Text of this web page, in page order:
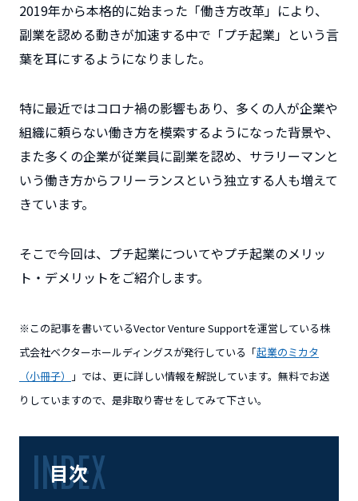
2019年から本格的に始まった「働き方改革」により、
副業を認める動きが加速する中で「プチ起業」という言
葉を耳にするようになりました。
特に最近ではコロナ禍の影響もあり、多くの人が企業や
組織に頼らない働き方を模索するようになった背景や、
また多くの企業が従業員に副業を認め、サラリーマンと
いう働き方からフリーランスという独立する人も増えて
きています。
そこで今回は、プチ起業についてやプチ起業のメリッ
ト・デメリットをご紹介します。
※この記事を書いているVector Venture Supportを運営している株
式会社ベクターホールディングスが発行している「起業のミカタ
（小冊子）
」では、更に詳しい情報を解説しています。無料でお送
りしていますので、是非取り寄せをしてみて下さい。
目次